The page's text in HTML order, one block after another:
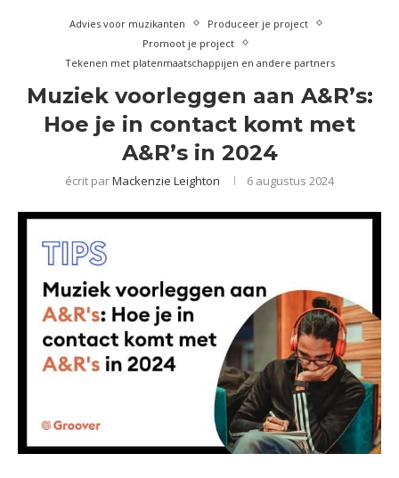
Advies voor muzikanten
Produceer je project
Promoot je project
Tekenen met platenmaatschappijen en andere partners
Muziek voorleggen aan A&R’s:
Hoe je in contact komt met
A&R’s in 2024
écrit parMackenzie Leighton 6 augustus 2024